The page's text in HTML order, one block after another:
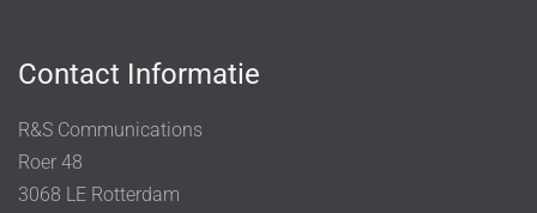
Contact Informatie
R&S Communications
Roer 48
3068 LE Rotterdam